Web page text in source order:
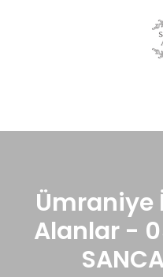
Ümraniye
Alanlar -